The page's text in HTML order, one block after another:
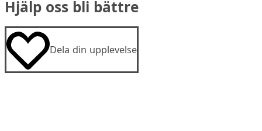
Hjälp oss bli bättre
Dela din upplevelse